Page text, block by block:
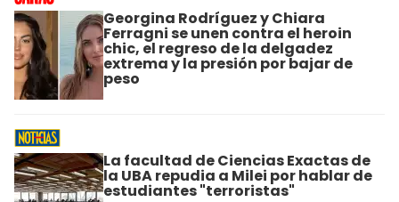
Georgina Rodríguez y Chiara
Ferragni se unen contra el heroin
chic, el regreso de la delgadez
extrema y la presión por bajar de
peso
La facultad de Ciencias Exactas de
la UBA repudia a Milei por hablar de
estudiantes "terroristas"